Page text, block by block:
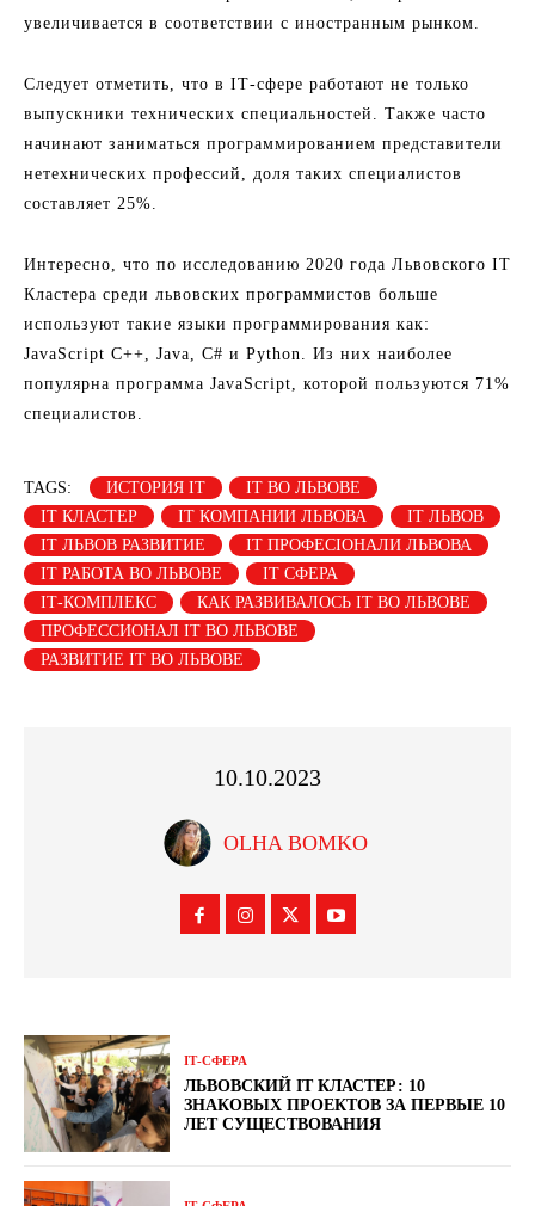
увеличивается в соответствии с иностранным рынком.
Следует отметить, что в ІТ-сфере работают не только
выпускники технических специальностей. Также часто
начинают заниматься программированием представители
нетехнических профессий, доля таких специалистов
составляет 25%.
Интересно, что по исследованию 2020 года Львовского ІТ
Кластера среди львовских программистов больше
используют такие языки программирования как:
JavaScript C++, Java, C# и Python. Из них наиболее
популярна программа JavaScript, которой пользуются 71%
специалистов.
TAGS: ИСТОРИЯ ІТ
ІТ ВО ЛЬВОВЕ
ІТ КЛАСТЕР
ІТ КОМПАНИИ ЛЬВОВА
ІТ ЛЬВОВ
ІТ ЛЬВОВ РАЗВИТИЕ
ІТ ПРОФЕСІОНАЛИ ЛЬВОВА
ІТ РАБОТА ВО ЛЬВОВЕ
ІТ СФЕРА
ІТ-КОМПЛЕКС
КАК РАЗВИВАЛОСЬ ІТ ВО ЛЬВОВЕ
ПРОФЕССИОНАЛ ІТ ВО ЛЬВОВЕ
РАЗВИТИЕ ІТ ВО ЛЬВОВЕ
10.10.2023
OLHA BOMKO
ІТ-СФЕРА
ЛЬВОВСКИЙ ІТ КЛАСТЕР: 10
ЗНАКОВЫХ ПРОЕКТОВ ЗА ПЕРВЫЕ 10
ЛЕТ СУЩЕСТВОВАНИЯ